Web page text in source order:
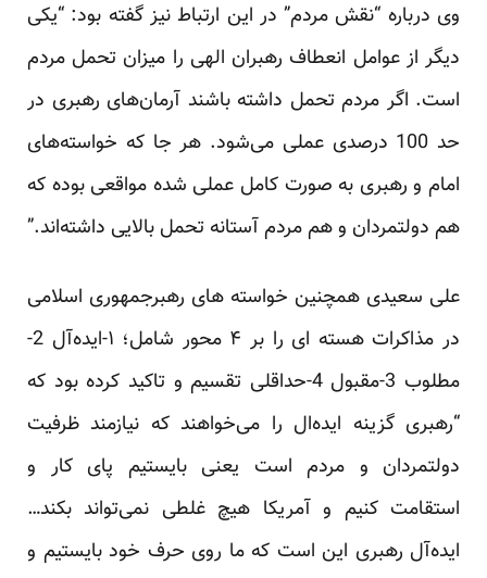
وی درباره “نقش مردم” در این ارتباط نیز گفته بود: “یکی
دیگر از عوامل انعطاف رهبران الهی را میزان تحمل مردم
است. اگر مردم تحمل داشته باشند آرمان‌های رهبری در
حد 100 درصدی عملی می‌شود. هر جا که خواسته‌های
امام و رهبری به صورت کامل عملی شده مواقعی بوده که
هم دولتمردان و هم مردم آستانه تحمل بالایی داشته‌اند.”
علی سعیدی همچنین خواسته های رهبرجمهوری اسلامی
در مذاکرات هسته ای را بر ۴ محور شامل؛ ۱-ایده‌آل 2-
مطلوب 3-مقبول 4-حداقلی تقسیم و تاکید کرده بود که
“رهبری گزینه ایده‌ال را می‌خواهند که نیازمند ظرفیت
دولتمردان و مردم است یعنی بایستیم پای کار و
استقامت کنیم و آمریکا هیچ غلطی نمی‌تواند بکند…
ایده‌آل رهبری این است که ما روی حرف خود بایستیم و